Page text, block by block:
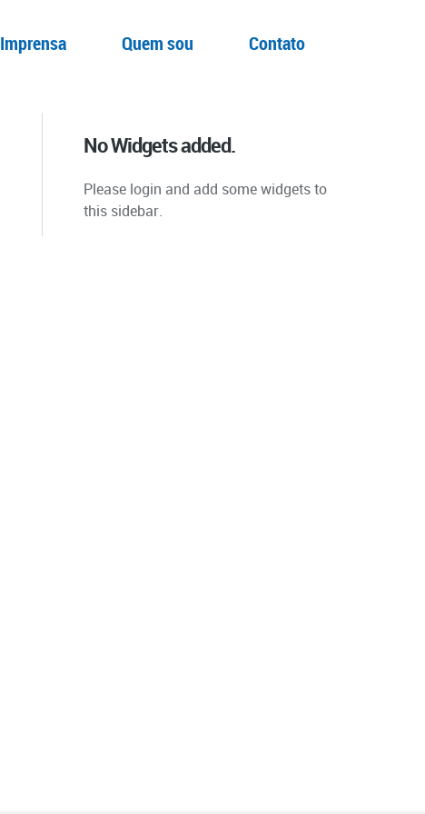
Imprensa Quem sou Contato
No Widgets added.
Please login and add some widgets to
this sidebar.